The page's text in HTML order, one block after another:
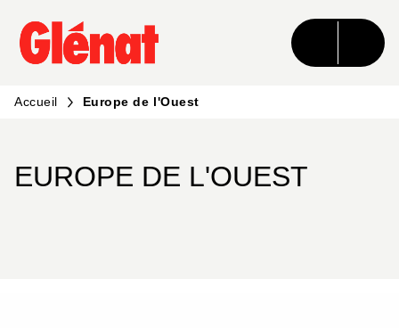
MENU RECHERCHE CONTENU
PIED DE PAGE
Accueil Europe de l'Ouest
EUROPE DE L'OUEST